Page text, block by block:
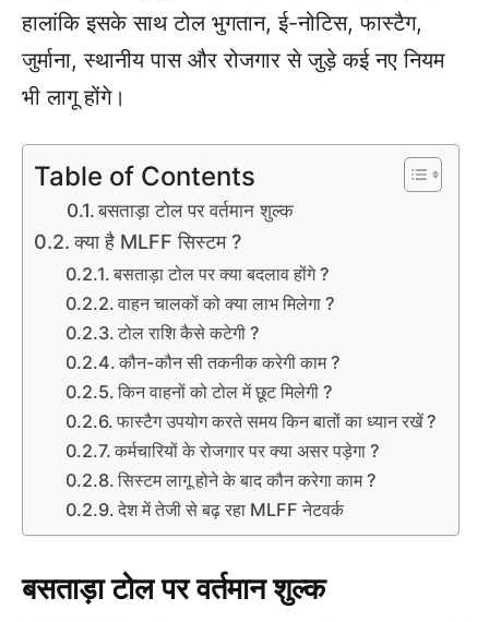
हालांकि इसके साथ टोल भुगतान, ई-नोटिस, फास्टैग,
जुर्माना, स्थानीय पास और रोजगार से जुड़े कई नए नियम
भी लागू होंगे।
Table of Contents
बसताड़ा टोल पर वर्तमान शुल्क
क्या है MLFF सिस्टम ?
बसताड़ा टोल पर क्या बदलाव होंगे ?
वाहन चालकों को क्या लाभ मिलेगा ?
टोल राशि कैसे कटेगी ?
कौन-कौन सी तकनीक करेगी काम ?
किन वाहनों को टोल में छूट मिलेगी ?
फास्टैग उपयोग करते समय किन बातों का ध्यान रखें ?
कर्मचारियों के रोजगार पर क्या असर पड़ेगा ?
सिस्टम लागू होने के बाद कौन करेगा काम ?
देश में तेजी से बढ़ रहा MLFF नेटवर्क
बसताड़ा टोल पर वर्तमान शुल्क